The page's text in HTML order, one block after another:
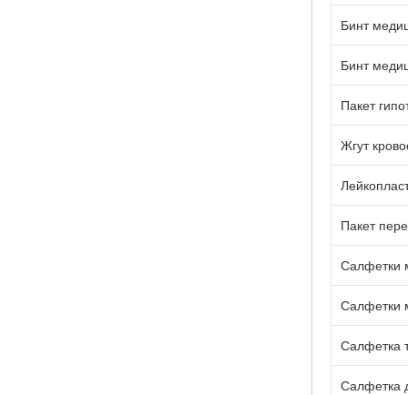
Бинт
Бинт
Пакет
Жгут
Пакет
Салфетки
Салфетки
Салфетка
Салфетка